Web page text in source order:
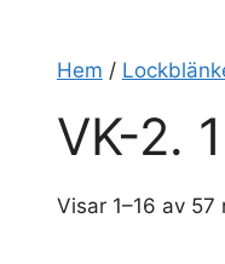
Hem /
VK-2.
Visar 1–16 av 57